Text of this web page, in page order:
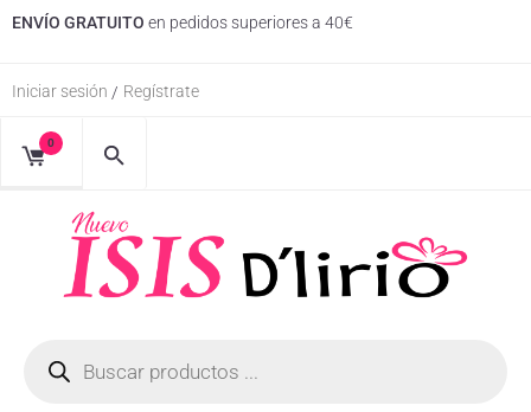
ENVÍO GRATUITO en pedidos superiores a 40€
Iniciar sesión / Regístrate
0